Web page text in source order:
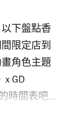
氣溫超過30
更高達33
色大致良
「秋老
二十
最好？ 按
下盤點香
限定店到
角色主題
x GD
時間表吧。
夕情人節